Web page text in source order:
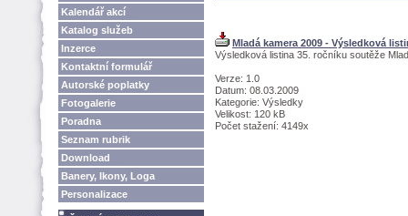
Kalendář akcí
Katalog služeb
Inzerce
Kontaktní formulář
Autorské poplatky
Fotogalerie
Poradna
Seznam rubrik
Download
Banery, Ikony, Loga
Personalizace
Mladá kamera 2009 - Výsledková
Výsledková listina 35. ročníku soutěže
Verze: 1.0
Datum: 08.03.2009
Kategorie: Výsledky
Velikost: 120 kB
Počet stažení: 4149x